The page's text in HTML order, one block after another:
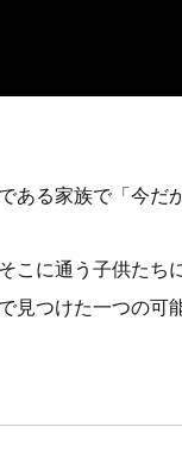
る家族で「今だ
こに通う子供たち
見つけた一つの可